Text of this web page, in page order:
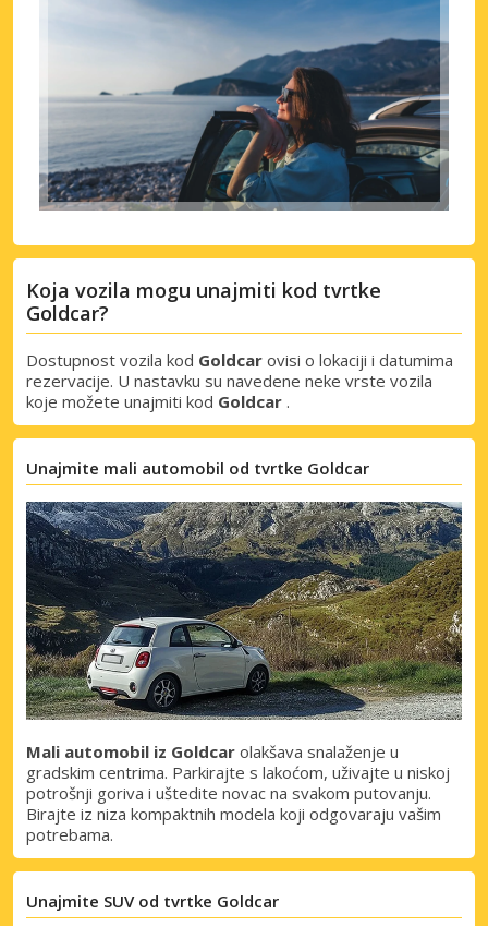
Koja vozila mogu unajmiti kod tvrtke
Goldcar?
Dostupnost vozila kod Goldcar ovisi o lokaciji i datumima
rezervacije. U nastavku su navedene neke vrste vozila
koje možete unajmiti kod Goldcar .
Unajmite mali automobil od tvrtke Goldcar
Mali automobil iz Goldcar olakšava snalaženje u
gradskim centrima. Parkirajte s lakoćom, uživajte u niskoj
potrošnji goriva i uštedite novac na svakom putovanju.
Birajte iz niza kompaktnih modela koji odgovaraju vašim
potrebama.
Unajmite SUV od tvrtke Goldcar